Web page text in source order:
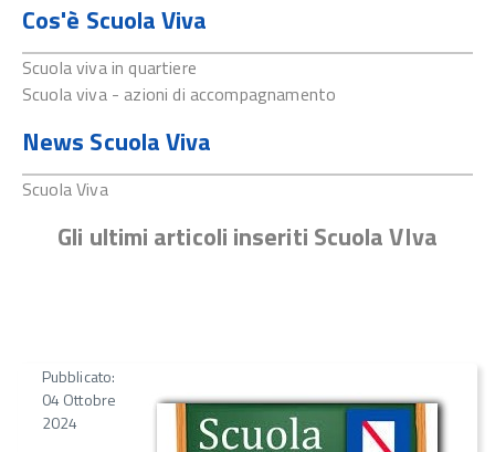
Cos'è Scuola Viva
Scuola viva in quartiere
Scuola viva - azioni di accompagnamento
News Scuola Viva
Scuola Viva
Gli ultimi articoli inseriti Scuola VIva
Pubblicato:
04 Ottobre
2024